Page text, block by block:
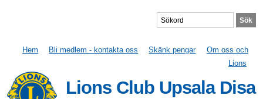
Hem Bli medlem - kontakta oss Skänk pengar
Om oss och
Lions
Lions Club Upsala Disa